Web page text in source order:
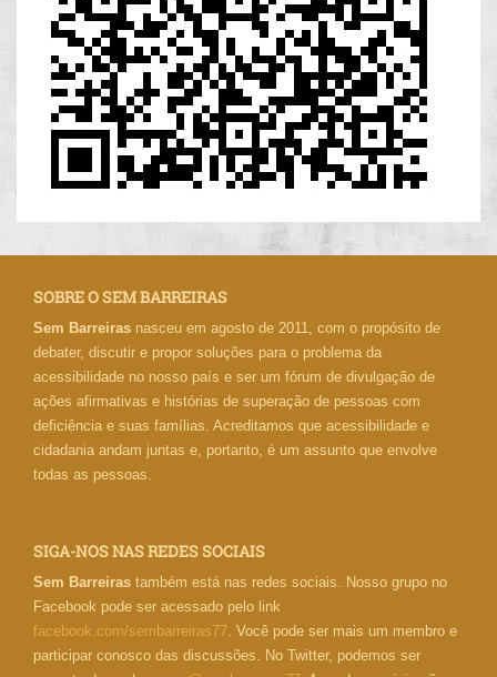
SOBRE O SEM BARREIRAS
Sem Barreiras nasceu em agosto de 2011, com o propósito de
debater, discutir e propor soluções para o problema da
acessibilidade no nosso país e ser um fórum de divulgação de
ações afirmativas e histórias de superação de pessoas com
deficiência e suas famílias. Acreditamos que acessibilidade e
cidadania andam juntas e, portanto, é um assunto que envolve
todas as pessoas.
SIGA-NOS NAS REDES SOCIAIS
Sem Barreiras também está nas redes sociais. Nosso grupo no
Facebook pode ser acessado pelo link
facebook.com/sembarreiras77 . Você pode ser mais um membro e
participar conosco das discussões. No Twitter, podemos ser